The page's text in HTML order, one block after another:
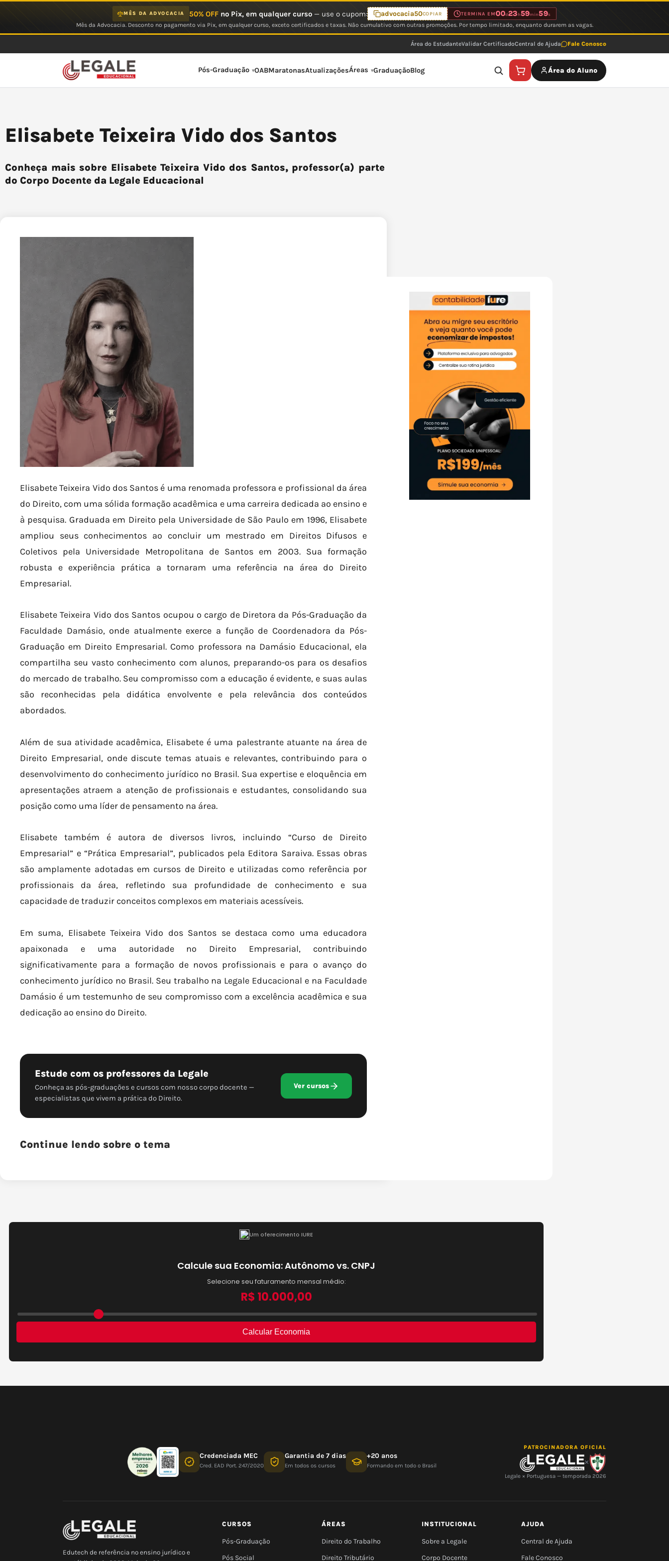
MÊS DA ADVOCACIA 50% OFFno Pix, em qualquer curso— use o cupom: advocacia50COPIAR TERMINA EM00d23 h59min59s
Mês da Advocacia. Desconto no pagamento via Pix, em qualquer curso, exceto certificados e taxas. Não cumulativo com outras promoções. Por tempo limitado, enquanto durarem as vagas.
Área do EstudanteValidar CertificadoCentral de Ajuda Fale Conosco
Pós-Graduação OABMaratonasAtualizaçõesÁreas GraduaçãoBlog Área do Aluno
Elisabete Teixeira Vido dos Santos
Conheça mais sobre Elisabete Teixeira Vido dos Santos, professor(a) parte
do Corpo Docente da Legale Educacional
Elisabete Teixeira Vido dos Santos é uma renomada professora e profissional da área
do Direito, com uma sólida formação acadêmica e uma carreira dedicada ao ensino e
à pesquisa. Graduada em Direito pela Universidade de São Paulo em 1996, Elisabete
ampliou seus conhecimentos ao concluir um mestrado em Direitos Difusos e
Coletivos pela Universidade Metropolitana de Santos em 2003. Sua formação
robusta e experiência prática a tornaram uma referência na área do Direito
Empresarial.
Elisabete Teixeira Vido dos Santos ocupou o cargo de Diretora da Pós-Graduação da
Faculdade Damásio, onde atualmente exerce a função de Coordenadora da Pós-
Graduação em Direito Empresarial. Como professora na Damásio Educacional, ela
compartilha seu vasto conhecimento com alunos, preparando-os para os desafios
do mercado de trabalho. Seu compromisso com a educação é evidente, e suas aulas
são reconhecidas pela didática envolvente e pela relevância dos conteúdos
abordados.
Além de sua atividade acadêmica, Elisabete é uma palestrante atuante na área de
Direito Empresarial, onde discute temas atuais e relevantes, contribuindo para o
desenvolvimento do conhecimento jurídico no Brasil. Sua expertise e eloquência em
apresentações atraem a atenção de profissionais e estudantes, consolidando sua
posição como uma líder de pensamento na área.
Elisabete também é autora de diversos livros, incluindo “Curso de Direito
Empresarial” e “Prática Empresarial”, publicados pela Editora Saraiva. Essas obras
são amplamente adotadas em cursos de Direito e utilizadas como referência por
profissionais da área, refletindo sua profundidade de conhecimento e sua
capacidade de traduzir conceitos complexos em materiais acessíveis.
Em suma, Elisabete Teixeira Vido dos Santos se destaca como uma educadora
apaixonada e uma autoridade no Direito Empresarial, contribuindo
significativamente para a formação de novos profissionais e para o avanço do
conhecimento jurídico no Brasil. Seu trabalho na Legale Educacional e na Faculdade
Damásio é um testemunho de seu compromisso com a excelência acadêmica e sua
dedicação ao ensino do Direito.
Estude com os professores da Legale
Conheça as pós-graduações e cursos com nosso corpo docente —
especialistas que vivem a prática do Direito.
Ver cursos
Continue lendo sobre o tema
Credenciada MEC
Cred. EAD Port. 247/2020
Garantia de 7 dias
Em todos os cursos
+20 anos
Formando em todo o Brasil
PATROCINADORA OFICIAL
×
Legale × Portuguesa — temporada 2026
Edutech de referência no ensino jurídico e
CURSOS
Pós-Graduação
Pós Social
ÁREAS
Direito do Trabalho
Direito Tributário
INSTITUCIONAL
Sobre a Legale
Corpo Docente
AJUDA
Central de Ajuda
Fale Conosco